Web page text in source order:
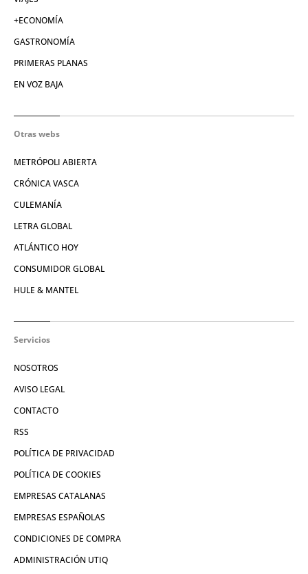
+ECONOMÍA
GASTRONOMÍA
PRIMERAS PLANAS
EN VOZ BAJA
Otras webs
METRÓPOLI ABIERTA
CRÓNICA VASCA
CULEMANÍA
LETRA GLOBAL
ATLÁNTICO HOY
CONSUMIDOR GLOBAL
HULE & MANTEL
Servicios
NOSOTROS
AVISO LEGAL
CONTACTO
RSS
POLÍTICA DE PRIVACIDAD
POLÍTICA DE COOKIES
EMPRESAS CATALANAS
EMPRESAS ESPAÑOLAS
CONDICIONES DE COMPRA
ADMINISTRACIÓN UTIQ